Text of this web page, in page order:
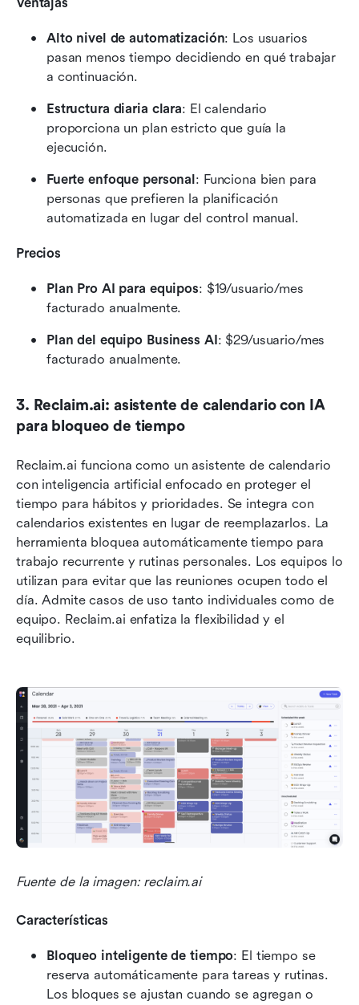
Alto nivel de automatización: Los usuarios
pasan menos tiempo decidiendo en qué trabajar
a continuación.
Estructura diaria clara: El calendario
proporciona un plan estricto que guía la
ejecución.
Fuerte enfoque personal: Funciona bien para
personas que prefieren la planificación
automatizada en lugar del control manual.
Precios
Plan Pro AI para equipos: $19/usuario/mes
facturado anualmente.
Plan del equipo Business AI: $29/usuario/mes
facturado anualmente.
3. Reclaim.ai: asistente de calendario con IA
para bloqueo de tiempo
Reclaim.ai funciona como un asistente de calendario
con inteligencia artificial enfocado en proteger el
tiempo para hábitos y prioridades. Se integra con
calendarios existentes en lugar de reemplazarlos. La
herramienta bloquea automáticamente tiempo para
trabajo recurrente y rutinas personales. Los equipos lo
utilizan para evitar que las reuniones ocupen todo el
día. Admite casos de uso tanto individuales como de
equipo. Reclaim.ai enfatiza la flexibilidad y el
equilibrio.
Fuente de la imagen: reclaim.ai
Características
Bloqueo inteligente de tiempo: El tiempo se
reserva automáticamente para tareas y rutinas.
Los bloques se ajustan cuando se agregan o